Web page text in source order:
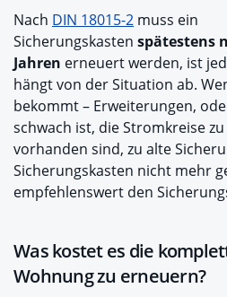
Nach DIN 18015-2 muss ein
Sicherungskasten spätestens
Jahren erneuert werden, ist
hängt von der Situation ab.
bekommt – Erweiterungen,
schwach ist, die Stromkreise
vorhanden sind, zu alte
Sicherungskasten nicht mehr
empfehlenswert den
Was kostet es die
Wohnung zu erneuern?